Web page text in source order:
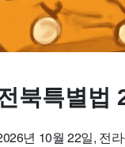
북특별법
년 10월 22일, 전